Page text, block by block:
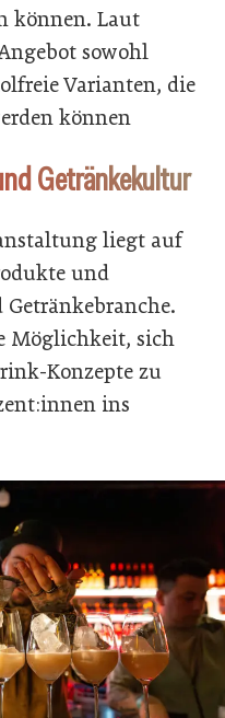
können. Laut
sowohl
Varianten, die
können
Getränkekultur
liegt auf
und
Möglichkeit, sich
Konzepte zu
ins